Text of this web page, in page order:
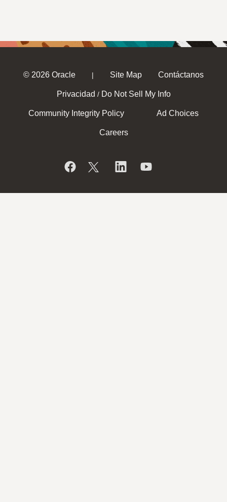
© 2026 Oracle | Site Map Contáctanos
Privacidad / Do Not Sell My Info
Community Integrity Policy Ad Choices
Careers